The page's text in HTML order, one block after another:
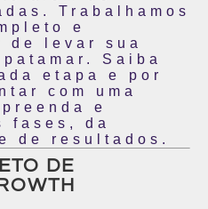
Trabalhamos
e
de levar sua
Saiba
etapa e por
com uma
e
fases, da
de resultados.
DE